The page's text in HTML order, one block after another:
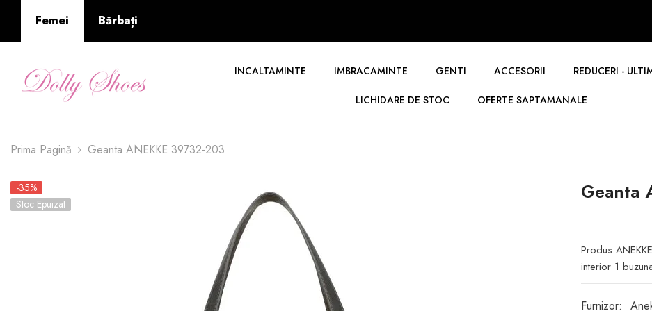
Femei Bărbați
INCALTAMINTE IMBRACAMINTE GENTI ACCESORII REDUCERI -
LICHIDARE DE STOC OFERTE SAPTAMANALE
Prima Pagină Geanta ANEKKE 39732-203
-35%
Stoc Epuizat
Geanta
Produs
interior 1
Furnizor: